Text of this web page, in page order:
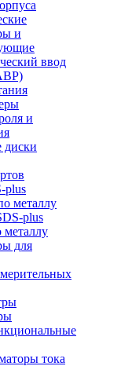
и
ввод
и
диски
plus
металлу
plus
металлу
для
тока